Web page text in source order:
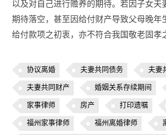
以及对自己进行赡养的期待。若因子女夫
期待落空，甚至因给付财产导致父母晚年
给付款项之初衷，亦不符合我国敬老固孝
协议离婚 夫妻共同债务 夫妻
夫妻共同财产 婚姻关系存续期间
家事律师 房产 打印遗嘱
福州家事律师 福州离婚律师